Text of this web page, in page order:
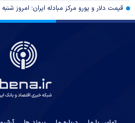
قیمت دلار و یورو مرکز مبادله ایران؛ امروز شنبه ۱۰ مرداد ۱۴۰۵